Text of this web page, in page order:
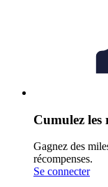
Cumulez les
Gagnez des
récompenses.
Se connecter